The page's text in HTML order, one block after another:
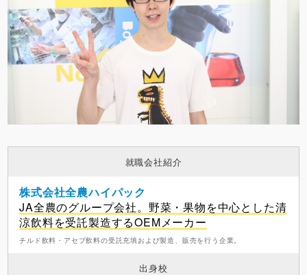
就職会社紹介
株式会社全農ハイパック
JA全農のグループ会社。野菜・果物を中心とした清
涼飲料を受託製造するOEMメーカー
チルド飲料・アセプ飲料の受託充填および製造、販売を行う企業。
出身校